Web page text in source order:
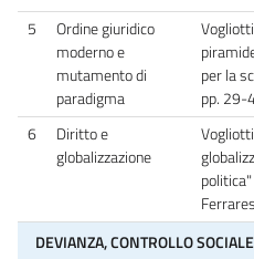
5
Ordine giuridico
moderno e
mutamento di
paradigma
per la
pp. 29-
6
Diritto e
globalizzazione
DEVIANZA, CONTROLLO